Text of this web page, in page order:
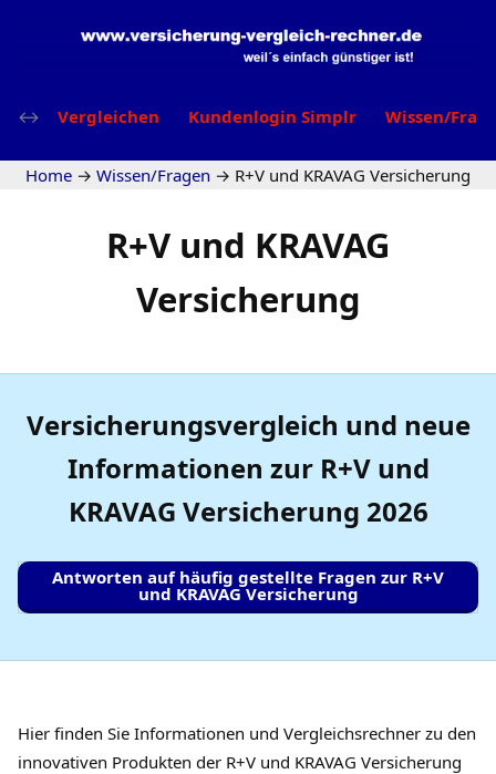
Vergleichen Kundenlogin Simplr Wissen/
Home → Wissen/Fragen → R+V und KRAVAG Versicherung
R+V und KRAVAG
Versicherung
Versicherungsvergleich und neue
Informationen zur R+V und
KRAVAG Versicherung 2026
Antworten auf häufig gestellte Fragen zur R+V
und KRAVAG Versicherung
Hier finden Sie Informationen und Vergleichsrechner zu den
innovativen Produkten der R+V und KRAVAG Versicherung